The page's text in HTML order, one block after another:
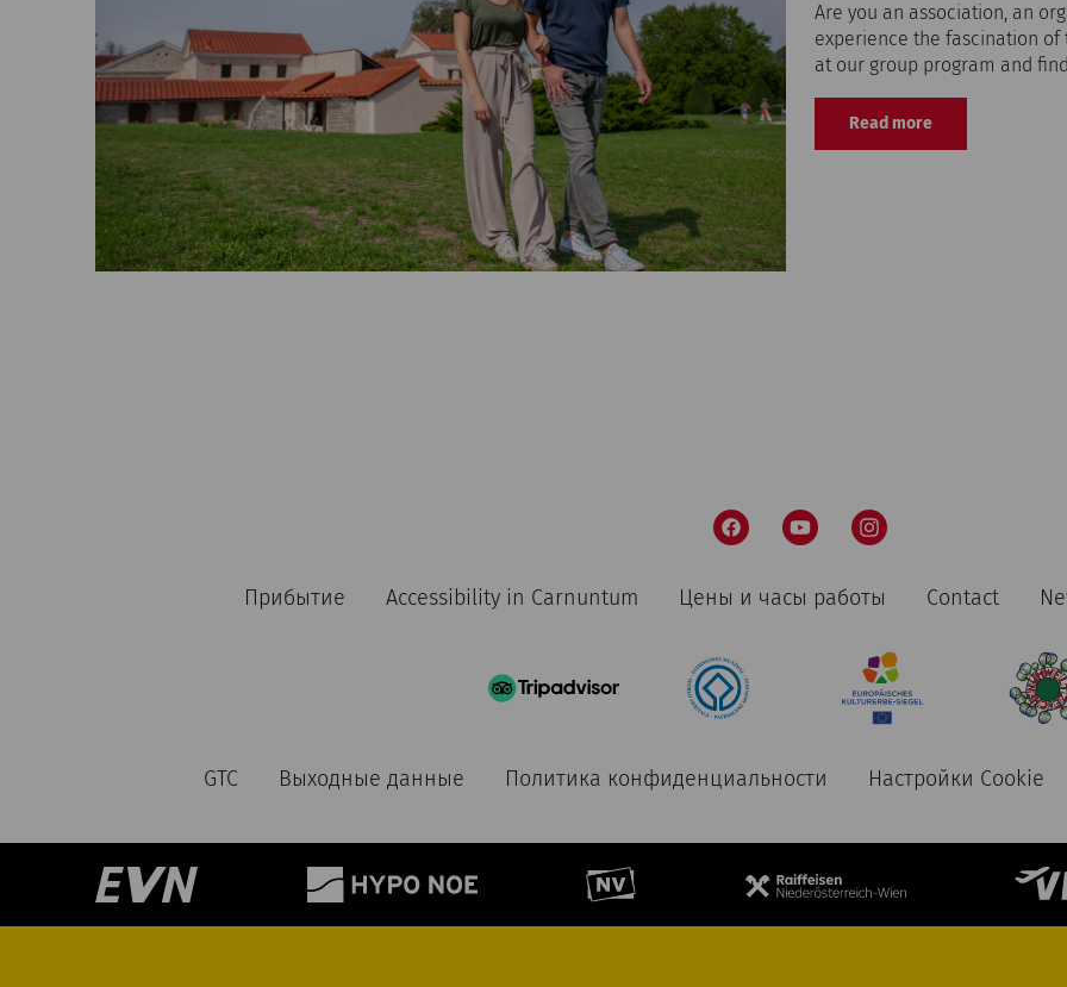
Are you an association, an
experience the fascination of
at our group program and
Read more
Прибытие Accessibility in Carnuntum Цены и часы работы Contact
GTC Выходные данные Политика конфиденциальности Настройки Cookie